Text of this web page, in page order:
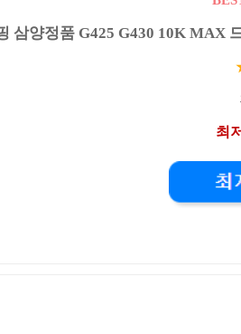
삼양정품 G425 G430 10K MAX
최